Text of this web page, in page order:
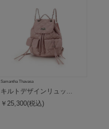
Samantha Thavasa
キルトデザインリュッ...
￥25,300(税込)